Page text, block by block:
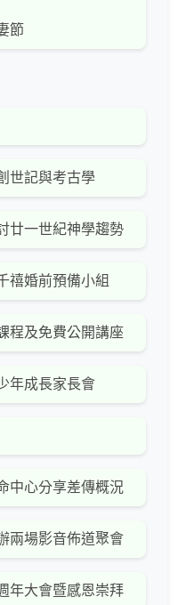
節
世記與考古學
廿一世紀神學趨勢
禧婚前預備小組
程及免費公開講座
年成長家長會
中心分享差傳概況
兩場影音佈道聚會
年大會暨感恩崇拜